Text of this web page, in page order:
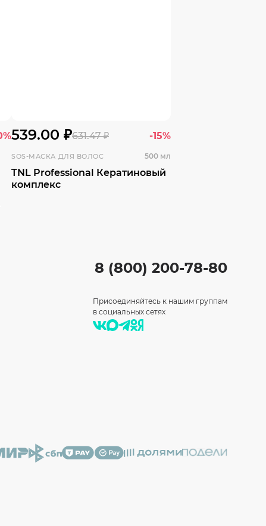
539.00 ₽631.47 ₽ -15%
SOS-МАСКА ДЛЯ ВОЛОС 500 мл
TNL Professional Кератиновый
комплекс
8 (800) 200-78-80
Присоединяйтесь к нашим группам
в социальных сетях